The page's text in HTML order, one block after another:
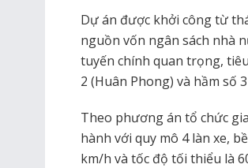
Dự án được khởi công từ
nguồn vốn ngân sách nhà
tuyến chính quan trọng,
2 (Huân Phong) và hầm số
Theo phương án tổ chức
hành với quy mô 4 làn xe,
km/h và tốc độ tối thiểu là